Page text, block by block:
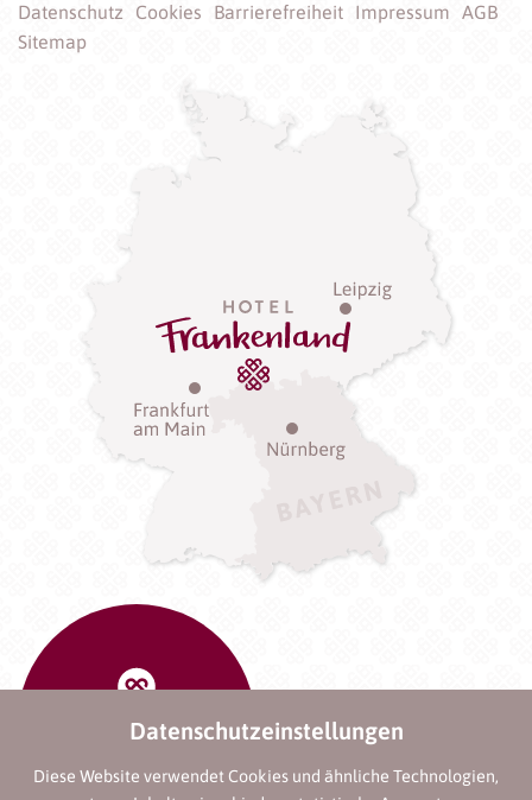
Datenschutzeinstellungen
Diese Website verwendet Cookies und ähnliche Technologien,
Datenschutz Cookies Barrierefreiheit Impressum
AGB
Sitemap